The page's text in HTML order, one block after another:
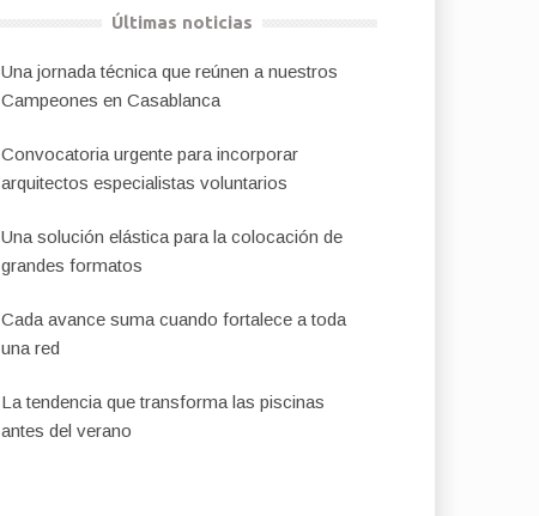
Últimas noticias
Una jornada técnica que reúnen a nuestros
Campeones en Casablanca
Convocatoria urgente para incorporar
arquitectos especialistas voluntarios
Una solución elástica para la colocación de
grandes formatos
Cada avance suma cuando fortalece a toda
una red
La tendencia que transforma las piscinas
antes del verano